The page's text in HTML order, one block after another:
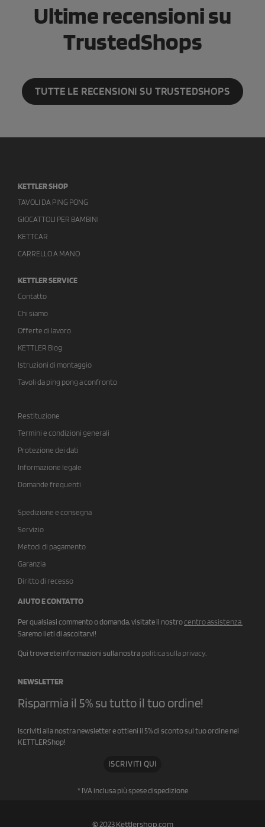
Ultime recensioni su
TrustedShops
TUTTE LE RECENSIONI SU TRUSTEDSHOPS
KETTLER SHOP
TAVOLI DA PING PONG
GIOCATTOLI PER BAMBINI
KETTCAR
CARRELLO A MANO
KETTLER SERVICE
Contatto
Chi siamo
Offerte di lavoro
KETTLER Blog
Istruzioni di montaggio
Tavoli da ping pong a confronto
Restituzione
Termini e condizioni generali
Protezione dei dati
Informazione legale
Domande frequenti
Spedizione e consegna
Servizio
Metodi di pagamento
Garanzia
Diritto di recesso
AIUTO E CONTATTO
Per qualsiasi commento o domanda, visitate il nostrocentro assistenza
Saremo lieti di ascoltarvi!
Qui troverete informazioni sulla nostra politica sulla privacy
NEWSLETTER
Risparmia il 5% su tutto il tuo ordine!
Iscriviti alla nostra newsletter e ottieni il 5% di sconto sul tuo ordine nel
KETTLERShop!
ISCRIVITI QUI
* IVA inclusa più spese dispedizione
© 2023 Kettlershop.com